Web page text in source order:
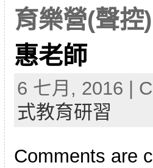
育樂營(聲控)
惠老師
6 七月, 2016 |
式教育研習
Comments are